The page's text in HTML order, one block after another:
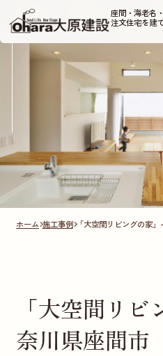
座間・海老名
注文住宅を建
ホーム 施工事例 「大空間リビングの家
「大空間リ
奈川県座間市